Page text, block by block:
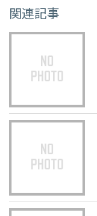
関連記事